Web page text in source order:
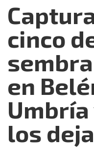
cinco
en
los